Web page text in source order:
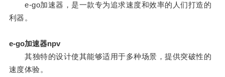
e-go加速器，是一款专为追求速度和效率的人们打造的
利器。
e-go加速器npv
其独特的设计使其能够适用于多种场景，提供突破性的
速度体验。